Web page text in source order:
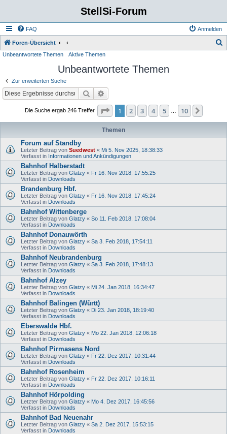
StellSi-Forum
FAQ Anmelden
Foren-Übersicht
Unbeantwortete Themen Aktive Themen
Unbeantwortete Themen
Zur erweiterten Suche
Suche
Die Suche ergab 246 Treffer Seite 1von 10
1 2 3 4 5 10
Themen
Forum auf Standby
Letzter Beitrag von Suedwest « Mi 5. Nov 2025, 18:38:33
Verfasst in Informationen und Ankündigungen
Bahnhof Halberstadt
Letzter Beitrag von Glatzy « Fr 16. Nov 2018, 17:55:25
Verfasst in Downloads
Brandenburg Hbf.
Letzter Beitrag von Glatzy « Fr 16. Nov 2018, 17:45:24
Verfasst in Downloads
Bahnhof Wittenberge
Letzter Beitrag von Glatzy « So 11. Feb 2018, 17:08:04
Verfasst in Downloads
Bahnhof Donauwörth
Letzter Beitrag von Glatzy « Sa 3. Feb 2018, 17:54:11
Verfasst in Downloads
Bahnhof Neubrandenburg
Letzter Beitrag von Glatzy « Sa 3. Feb 2018, 17:48:13
Verfasst in Downloads
Bahnhof Alzey
Letzter Beitrag von Glatzy « Mi 24. Jan 2018, 16:34:47
Verfasst in Downloads
Bahnhof Balingen (Württ)
Letzter Beitrag von Glatzy « Di 23. Jan 2018, 18:19:40
Verfasst in Downloads
Eberswalde Hbf.
Letzter Beitrag von Glatzy « Mo 22. Jan 2018, 12:06:18
Verfasst in Downloads
Bahnhof Pirmasens Nord
Letzter Beitrag von Glatzy « Fr 22. Dez 2017, 10:31:44
Verfasst in Downloads
Bahnhof Rosenheim
Letzter Beitrag von Glatzy « Fr 22. Dez 2017, 10:16:11
Verfasst in Downloads
Bahnhof Hörpolding
Letzter Beitrag von Glatzy « Mo 4. Dez 2017, 16:45:56
Verfasst in Downloads
Bahnhof Bad Neuenahr
Letzter Beitrag von Glatzy « Sa 2. Dez 2017, 15:53:15
Verfasst in Downloads